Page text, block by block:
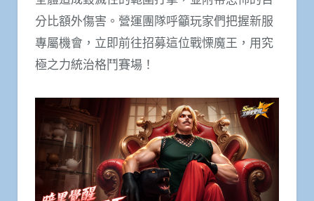
分比額外傷害。營運團隊呼籲玩家們把握新服
專屬機會，立即前往招募這位戰慄魔王，用究
極之力統治格鬥賽場！